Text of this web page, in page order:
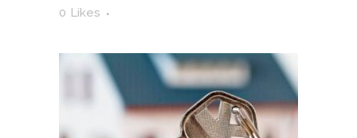
0 Likes